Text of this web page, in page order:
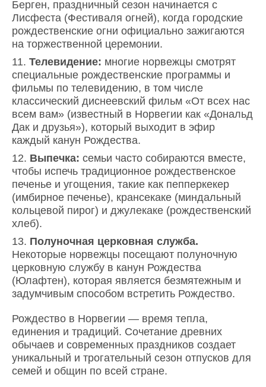
Берген, праздничный сезон начинается с
Лисфеста (Фестиваля огней), когда городские
рождественские огни официально зажигаются
на торжественной церемонии.
Телевидение: многие норвежцы смотрят
специальные рождественские программы и
фильмы по телевидению, в том числе
классический диснеевский фильм «От всех нас
всем вам» (известный в Норвегии как «Дональд
Дак и друзья»), который выходит в эфир
каждый канун Рождества.
Выпечка: семьи часто собираются вместе,
чтобы испечь традиционное рождественское
печенье и угощения, такие как пепперкекер
(имбирное печенье), крансекаке (миндальный
кольцевой пирог) и джулекаке (рождественский
хлеб).
Полуночная церковная служба.
Некоторые норвежцы посещают полуночную
церковную службу в канун Рождества
(Юлафтен), которая является безмятежным и
задумчивым способом встретить Рождество.
Рождество в Норвегии — время тепла,
единения и традиций. Сочетание древних
обычаев и современных праздников создает
уникальный и трогательный сезон отпусков для
семей и общин по всей стране.